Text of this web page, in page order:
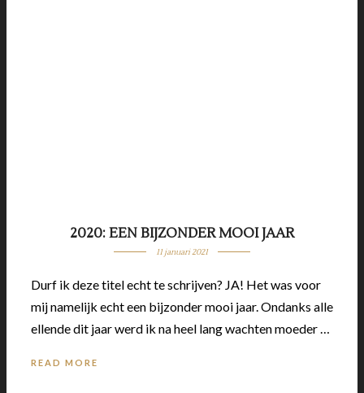
2020: EEN BIJZONDER MOOI JAAR
11 januari 2021
Durf ik deze titel echt te schrijven? JA! Het was voor
mij namelijk echt een bijzonder mooi jaar. Ondanks alle
ellende dit jaar werd ik na heel lang wachten moeder …
READ MORE